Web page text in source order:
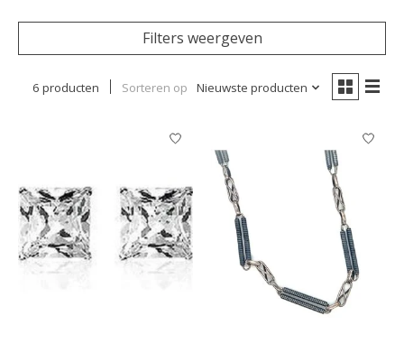
Filters weergeven
6 producten Sorteren op Nieuwste producten